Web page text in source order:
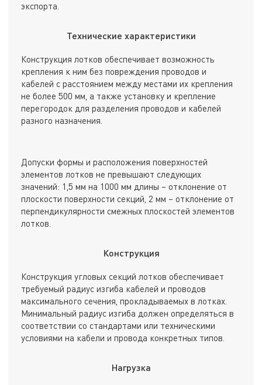
экспорта.
Технические характеристики
Конструкция лотков обеспечивает возможность
крепления к ним без повреждения проводов и
кабелей с расстоянием между местами их крепления
не более 500 мм, а также установку и крепление
перегородок для разделения проводов и кабелей
разного назначения.
Допуски формы и расположения поверхностей
элементов лотков не превышают следующих
значений: 1,5 мм на 1000 мм длины – отклонение от
плоскости поверхности секций, 2 мм – отклонение от
перпендикулярности смежных плоскостей элементов
лотков.
Конструкция
Конструкция угловых секций лотков обеспечивает
требуемый радиус изгиба кабелей и проводов
максимального сечения, прокладываемых в лотках.
Минимальный радиус изгиба должен определяться в
соответствии со стандартами или техническими
условиями на кабели и провода конкретных типов.
Нагрузка